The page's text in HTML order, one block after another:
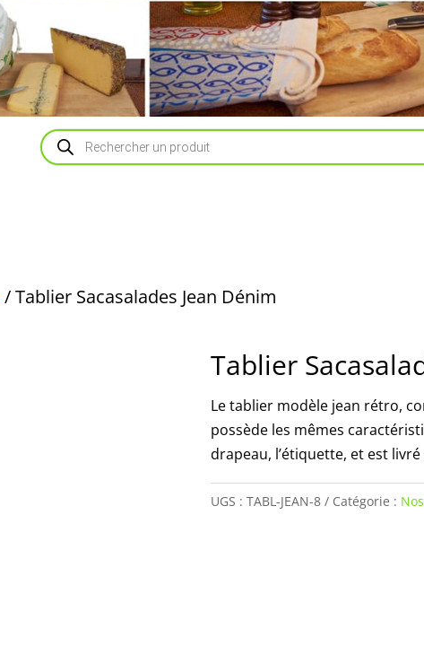
Recherche
de
produits
/ Tablier Sacasalades Jean Dénim
Tablier
Le tablier modèle jean rétro,
possède les mêmes
drapeau, l’étiquette, et est
UGS :TABL-JEAN-8 Catégorie :